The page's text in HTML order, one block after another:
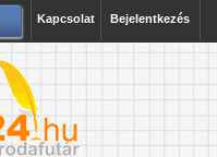
Bejelentkezés
Kapcsolat